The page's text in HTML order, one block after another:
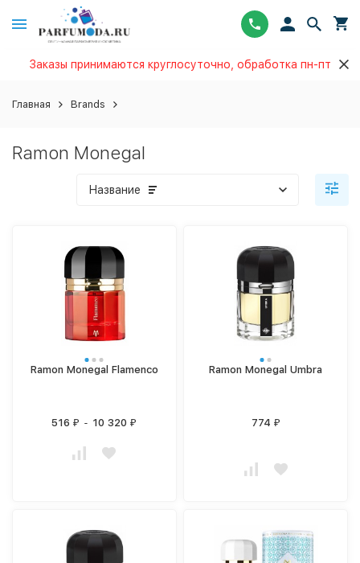
Заказы принимаются круглосуточно, обработка пн-пт
Главная Brands
Ramon Monegal
Название
Ramon Monegal Flamenco
516₽ - 10 320₽
Ramon Monegal Umbra
774 ₽